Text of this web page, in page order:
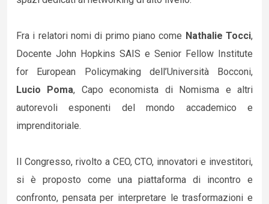
Fra i relatori nomi di primo piano come Nathalie Tocci,
Docente John Hopkins SAIS e Senior Fellow Institute
for European Policymaking dell’Università Bocconi,
Lucio Poma, Capo economista di Nomisma e altri
autorevoli esponenti del mondo accademico e
imprenditoriale.
Il Congresso, rivolto a CEO, CTO, innovatori e investitori,
si è proposto come una piattaforma di incontro e
confronto, pensata per interpretare le trasformazioni e